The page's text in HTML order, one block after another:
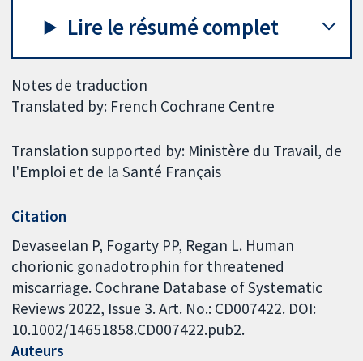
Lire le résumé complet
Notes de traduction
Translated by: French Cochrane Centre
Translation supported by: Ministère du Travail, de
l'Emploi et de la Santé Français
Citation
Devaseelan P, Fogarty PP, Regan L. Human
chorionic gonadotrophin for threatened
miscarriage. Cochrane Database of Systematic
Reviews 2022, Issue 3. Art. No.: CD007422. DOI:
10.1002/14651858.CD007422.pub2.
Auteurs